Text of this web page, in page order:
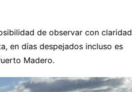
de observar con claridad
en días despejados incluso es
Madero.